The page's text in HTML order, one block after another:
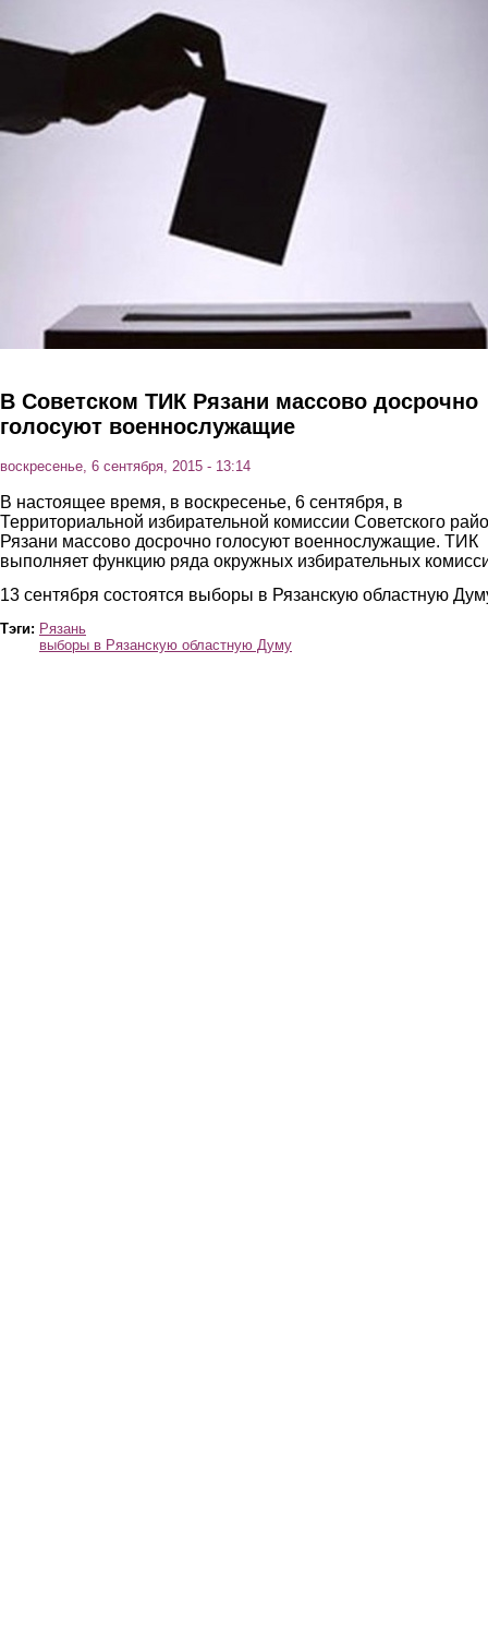
Перейти к основному содержанию
В Советском ТИК Рязани массово досрочно
голосуют военнослужащие
воскресенье, 6 сентября, 2015 - 13:14
В настоящее время, в воскресенье, 6 сентября, в
Территориальной избирательной комиссии Советского
Рязани массово досрочно голосуют военнослужащие. ТИК
выполняет функцию ряда окружных избирательных
13 сентября состоятся выборы в Рязанскую областную
Тэги: Рязань
выборы в Рязанскую областную Думу